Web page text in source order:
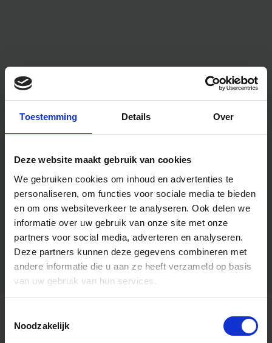
Toestemming Details Over
Deze website maakt gebruik van cookies
We gebruiken cookies om inhoud en advertenties te
personaliseren, om functies voor sociale media te bieden
en om ons websiteverkeer te analyseren. Ook delen we
informatie over uw gebruik van onze site met onze
partners voor social media, adverteren en analyseren.
Deze partners kunnen deze gegevens combineren met
andere informatie die u aan ze heeft verzameld op basis
van uw gebruik van hun services.
Noodzakelijk
Algemene informatie